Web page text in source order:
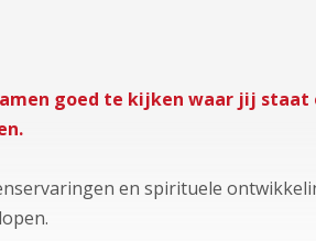
goed te kijken waar jij staat
en spirituele